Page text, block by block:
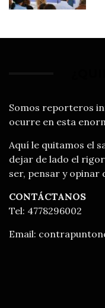
Somos reporteros
ocurre en esta
Aquí le quitamos el
dejar de lado el
ser, pensar y opinar
CONTÁCTANOS
Tel: 4778296002
Email: